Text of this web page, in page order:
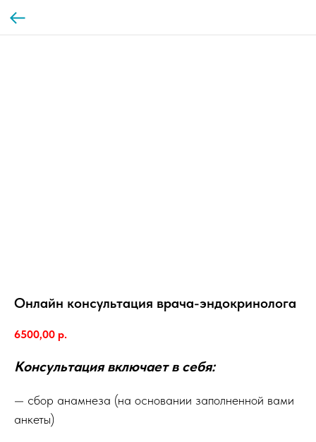
Онлайн консультация врача-эндокринолога
6500,00 р.
Консультация включает в себя:
— сбор анамнеза (на основании заполненной вами
анкеты)